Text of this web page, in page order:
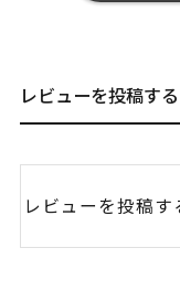
レビューを投稿する
レビューを投稿す